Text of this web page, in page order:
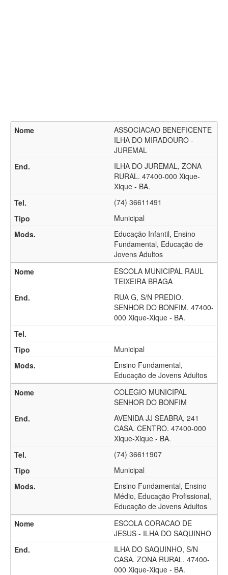
ASSOCIACAO BENEFICENTE
ILHA DO MIRADOURO -
JUREMAL
ILHA DO JUREMAL, ZONA
RURAL. 47400-000 Xique-
Xique - BA.
(74) 36611491
Municipal
Educação Infantil, Ensino
Fundamental, Educação de
Jovens Adultos
ESCOLA MUNICIPAL RAUL
TEIXEIRA BRAGA
RUA G, S/N PREDIO.
SENHOR DO BONFIM. 47400-
000 Xique-Xique - BA.
Municipal
Ensino Fundamental,
Educação de Jovens Adultos
COLEGIO MUNICIPAL
SENHOR DO BONFIM
AVENIDA JJ SEABRA, 241
CASA. CENTRO. 47400-000
Xique-Xique - BA.
(74) 36611907
Municipal
Ensino Fundamental, Ensino
Médio, Educação Profissional,
Educação de Jovens Adultos
ESCOLA CORACAO DE
JESUS - ILHA DO SAQUINHO
ILHA DO SAQUINHO, S/N
CASA. ZONA RURAL. 47400-
000 Xique-Xique - BA.